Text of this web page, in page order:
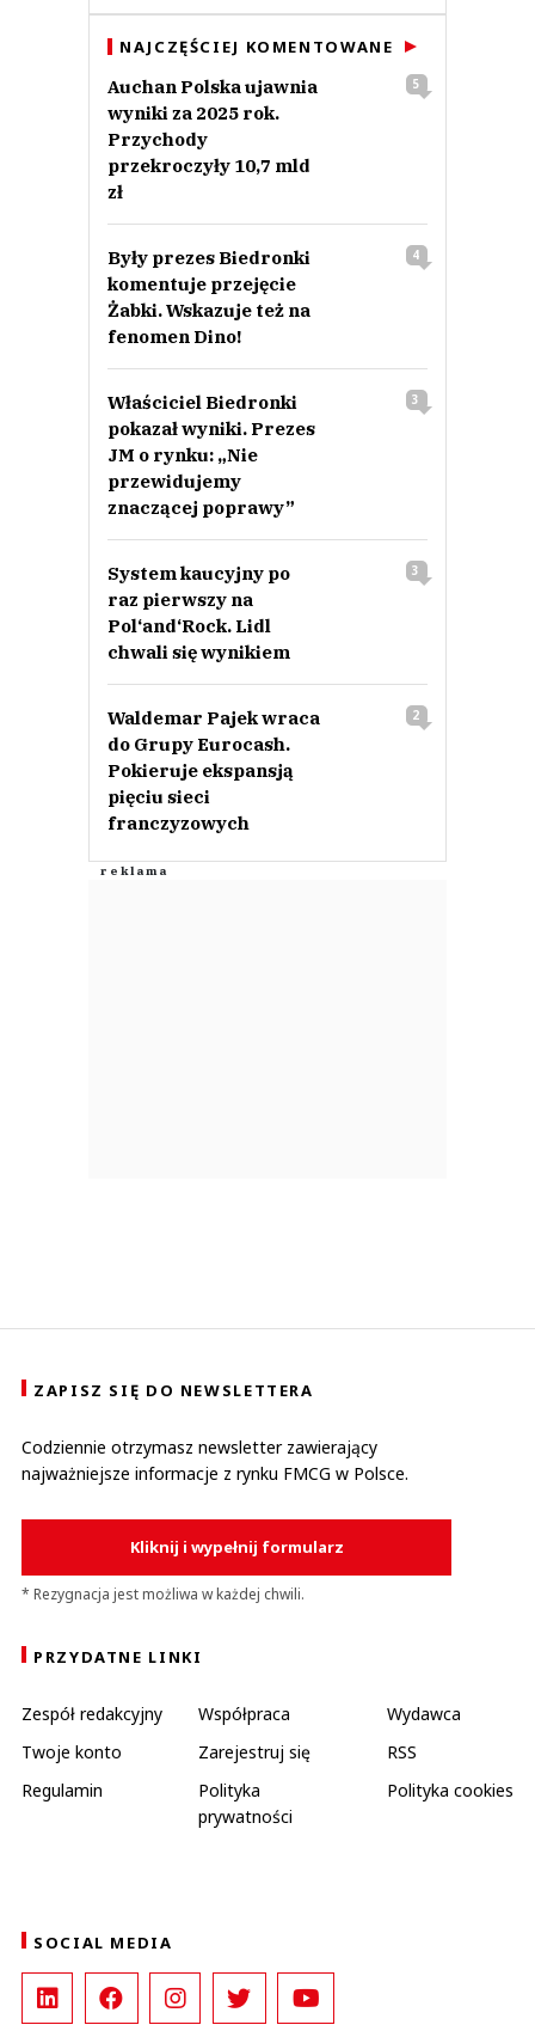
NAJCZĘŚCIEJ KOMENTOWANE
Auchan Polska ujawnia
wyniki za 2025 rok.
Przychody
przekroczyły 10,7 mld
zł
5
Były prezes Biedronki
komentuje przejęcie
Żabki. Wskazuje też na
fenomen Dino!
4
Właściciel Biedronki
pokazał wyniki. Prezes
JM o rynku: „Nie
przewidujemy
znaczącej poprawy”
3
System kaucyjny po
raz pierwszy na
Pol‘and‘Rock. Lidl
chwali się wynikiem
3
Waldemar Pajek wraca
do Grupy Eurocash.
Pokieruje ekspansją
pięciu sieci
franczyzowych
2
ZAPISZ SIĘ DO NEWSLETTERA
Codziennie otrzymasz newsletter zawierający
najważniejsze informacje z rynku FMCG w Polsce.
Kliknij i wypełnij formularz
* Rezygnacja jest możliwa w każdej chwili.
PRZYDATNE LINKI
Zespół redakcyjny Współpraca
Wydawca
Twoje konto
Zarejestruj się
RSS
Regulamin
Polityka
prywatności
Polityka cookies
SOCIAL MEDIA